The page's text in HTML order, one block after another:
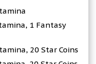
1 Fantasy
20 Star Coins